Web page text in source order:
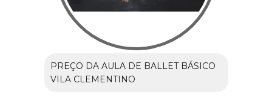
PREÇO DA AULA DE BALLET BÁSICO
VILA CLEMENTINO